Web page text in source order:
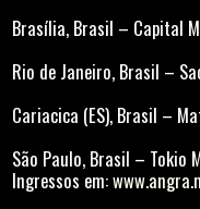
Brasília, Brasil – Capital
Rio de Janeiro, Brasil –
Cariacica (ES), Brasil –
São Paulo, Brasil –
Ingressos em: